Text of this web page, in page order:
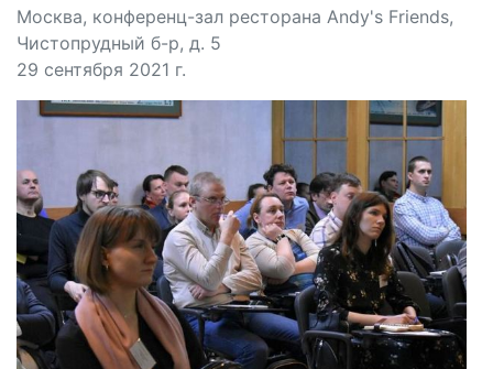
Москва, конференц-зал ресторана Andy's Friends,
Чистопрудный б-р, д. 5
29 сентября 2021 г.